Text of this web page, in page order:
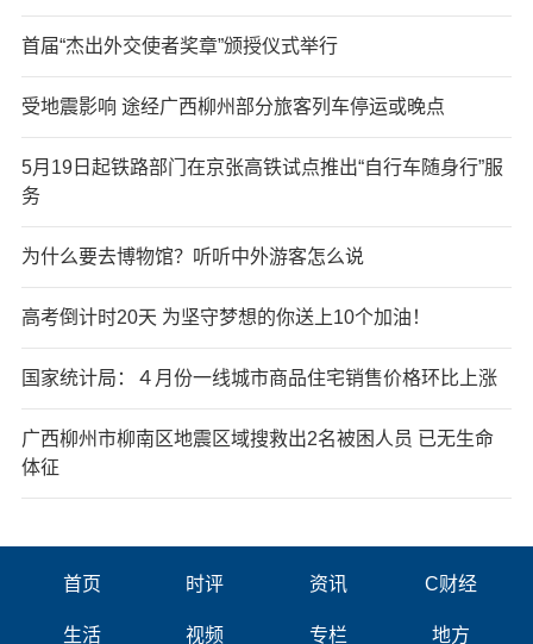
首届“杰出外交使者奖章”颁授仪式举行
受地震影响 途经广西柳州部分旅客列车停运或晚点
5月19日起铁路部门在京张高铁试点推出“自行车随身行”服
务
为什么要去博物馆？听听中外游客怎么说
高考倒计时20天 为坚守梦想的你送上10个加油！
国家统计局：４月份一线城市商品住宅销售价格环比上涨
广西柳州市柳南区地震区域搜救出2名被困人员 已无生命
体征
首页 时评 资讯 C财经
生活 视频 专栏 地方